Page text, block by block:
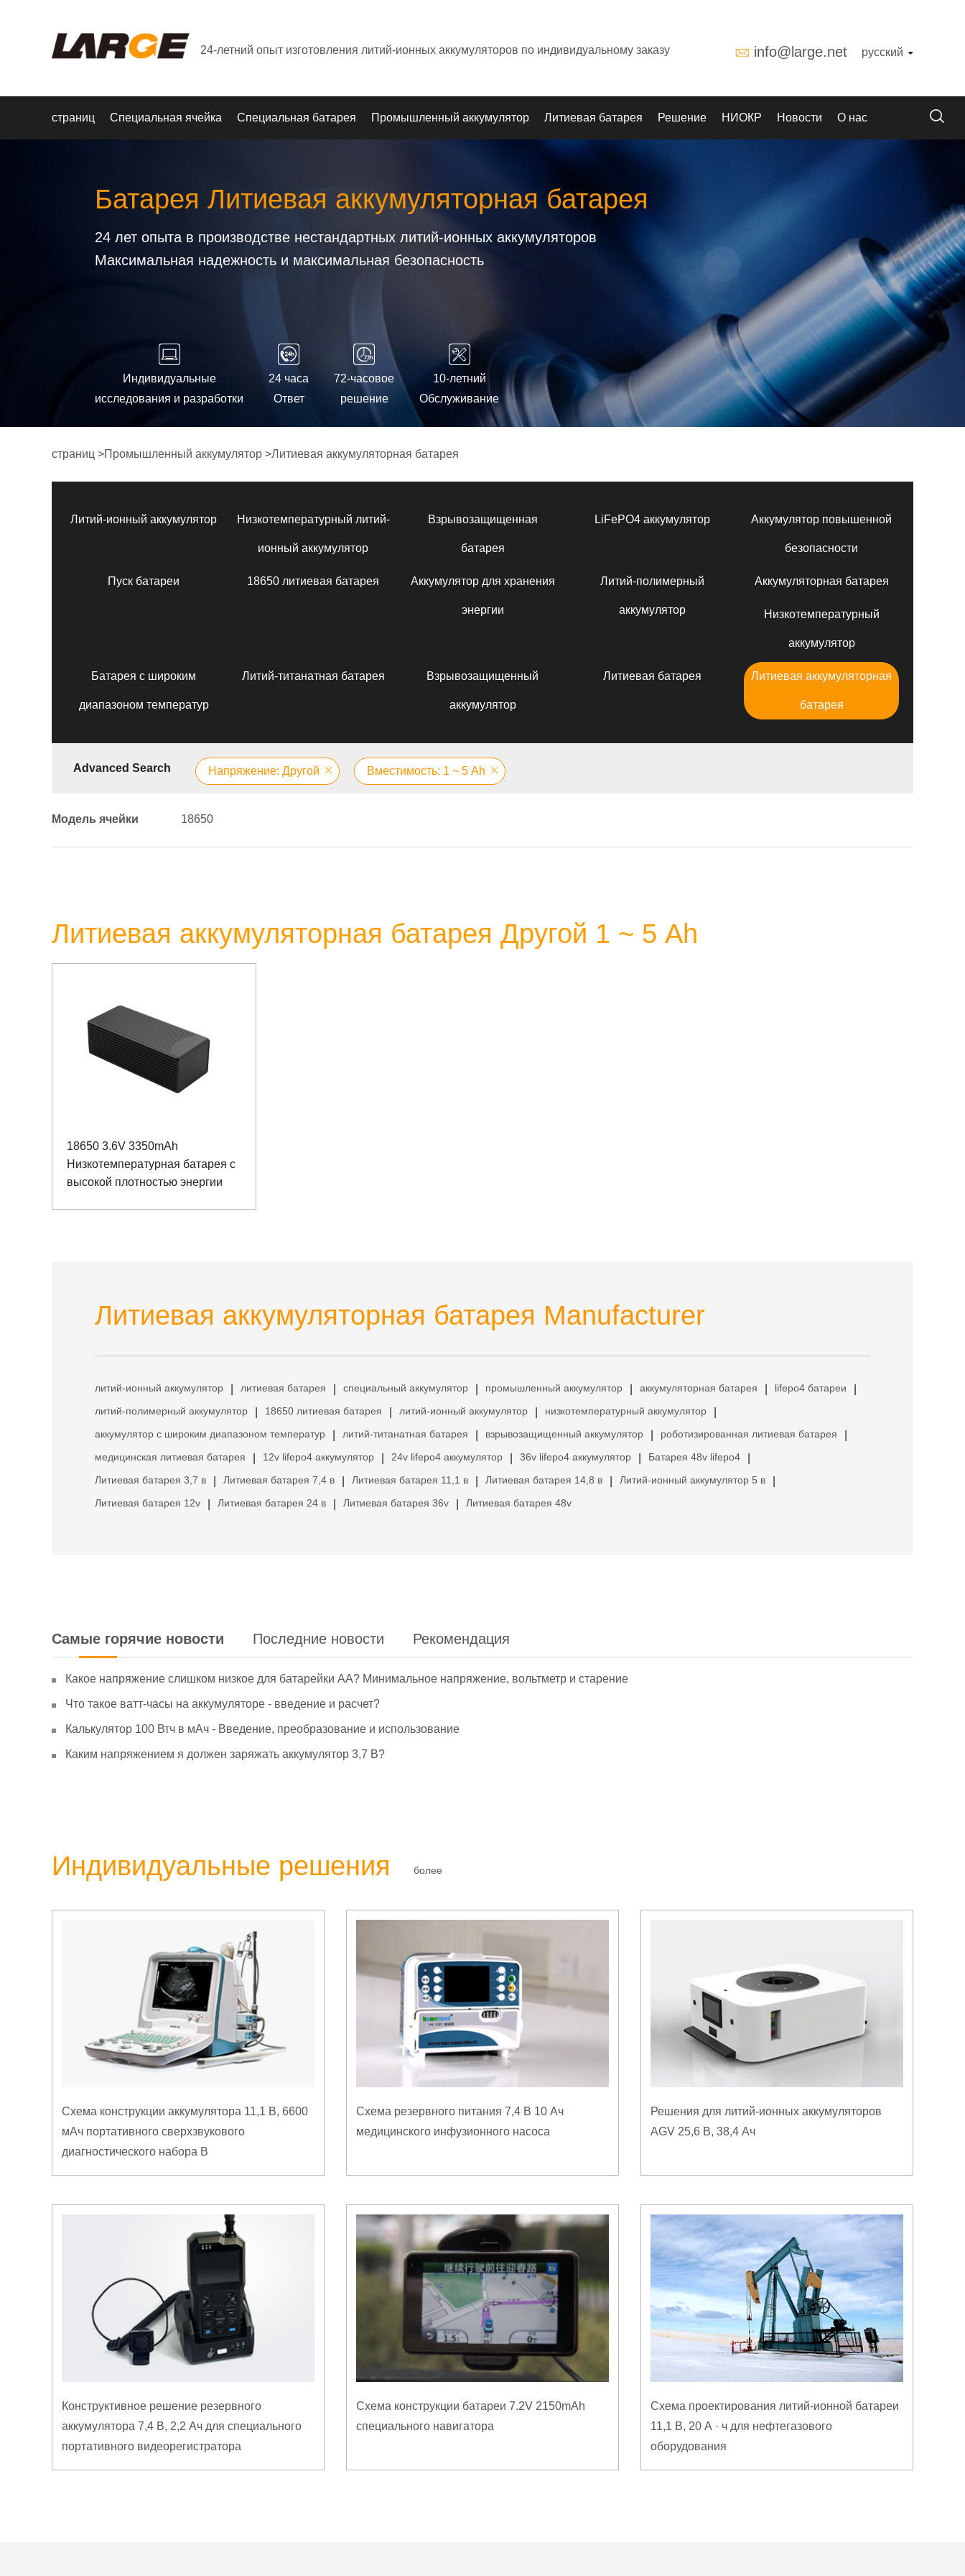
24-летний опыт изготовления литий-ионных аккумуляторов по индивидуальному заказу info@large.net русский
страниц Специальная ячейка Специальная батарея Промышленный аккумулятор Литиевая батарея Решение НИОКР Новости О нас
Батарея Литиевая аккумуляторная батарея
24 лет опыта в производстве нестандартных литий-ионных аккумуляторов
Максимальная надежность и максимальная безопасность
Индивидуальные
исследования и разработки
24 часа
Ответ
72-часовое
решение
10-летний
Обслуживание
страниц >Промышленный аккумулятор >Литиевая аккумуляторная батарея
Литий-ионный аккумулятор Низкотемпературный литий-
ионный аккумулятор
Взрывозащищенная
батарея
LiFePO4 аккумулятор Аккумулятор повышенной
безопасности
Пуск батареи 18650 литиевая батарея Аккумулятор для хранения
энергии
Литий-полимерный
аккумулятор
Аккумуляторная батарея
Низкотемпературный
аккумулятор
Батарея с широким
диапазоном температур
Литий-титанатная батарея Взрывозащищенный
аккумулятор
Литиевая батарея Литиевая аккумуляторная
батарея
Advanced Search Напряжение: Другой Вместимость: 1 ~ 5 Аh
Модель ячейки 18650
Литиевая аккумуляторная батарея Другой 1 ~ 5 Аh
18650 3.6V 3350mAh
Низкотемпературная батарея с
высокой плотностью энергии
Литиевая аккумуляторная батарея Manufacturer
литий-ионный аккумулятор литиевая батарея специальный аккумулятор промышленный аккумулятор аккумуляторная батарея lifepo4 батареи
литий-полимерный аккумулятор 18650 литиевая батарея литий-ионный аккумулятор низкотемпературный аккумулятор
аккумулятор с широким диапазоном температур литий-титанатная батарея взрывозащищенный аккумулятор роботизированная литиевая батарея
медицинская литиевая батарея 12v lifepo4 аккумулятор 24v lifepo4 аккумулятор 36v lifepo4 аккумулятор Батарея 48v lifepo4
Литиевая батарея 3,7 в Литиевая батарея 7,4 в Литиевая батарея 11,1 в Литиевая батарея 14,8 в Литий-ионный аккумулятор 5 в
Литиевая батарея 12v Литиевая батарея 24 в Литиевая батарея 36v Литиевая батарея 48v
Самые горячие новости Последние новости Рекомендация
Какое напряжение слишком низкое для батарейки АА? Минимальное напряжение, вольтметр и старение
Что такое ватт-часы на аккумуляторе - введение и расчет?
Калькулятор 100 Втч в мАч - Введение, преобразование и использование
Каким напряжением я должен заряжать аккумулятор 3,7 В?
Индивидуальные решения более
Схема конструкции аккумулятора 11,1 В, 6600
мАч портативного сверхзвукового
диагностического набора B
Схема резервного питания 7,4 В 10 Ач
медицинского инфузионного насоса
Решения для литий-ионных аккумуляторов
AGV 25,6 В, 38,4 Ач
Конструктивное решение резервного
аккумулятора 7,4 В, 2,2 Ач для специального
портативного видеорегистратора
Схема конструкции батареи 7.2V 2150mAh
специального навигатора
Схема проектирования литий-ионной батареи
11,1 В, 20 А · ч для нефтегазового
оборудования